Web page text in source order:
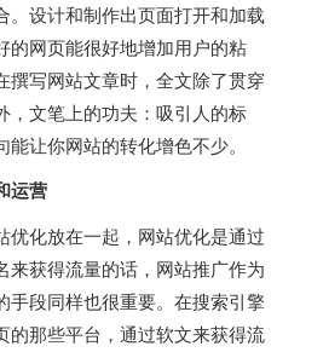
。设计和制作出页面打开和加载
的网页能很好地增加用户的粘
撰写网站文章时，全文除了贯穿
，文笔上的功夫：吸引人的标
让你网站的转化增色不少。
运营
优化放在一起，网站优化是通过
来获得流量的话，网站推广作为
手段同样也很重要。在搜索引擎
的那些平台，通过软文来获得流